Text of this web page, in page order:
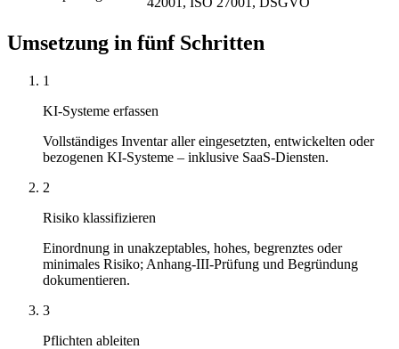
Umsetzung in fünf Schritten
1
KI-Systeme erfassen
Vollständiges Inventar aller eingesetzten, entwickelten oder
bezogenen KI-Systeme – inklusive SaaS-Diensten.
2
Risiko klassifizieren
Einordnung in unakzeptables, hohes, begrenztes oder
minimales Risiko; Anhang-III-Prüfung und Begründung
dokumentieren.
3
Pflichten ableiten